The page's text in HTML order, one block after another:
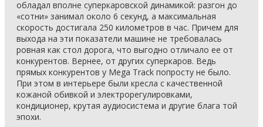
обладал вполне суперкаровской динамикой: разгон до
«сотни» занимал около 6 секунд, а максимальная
скорость достигала 250 километров в час. Причем для
выхода на эти показатели машине не требовалась
ровная как стол дорога, что выгодно отличало ее от
конкурентов. Вернее, от других суперкаров. Ведь
прямых конкурентов у Mega Track попросту не было.
При этом в интерьере были кресла с качественной
кожаной обивкой и электрорегулировками,
кондиционер, крутая аудиосистема и другие блага той
эпохи.